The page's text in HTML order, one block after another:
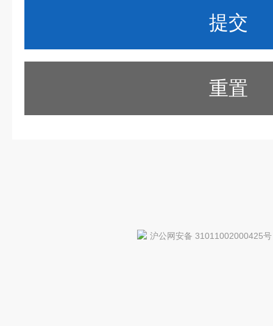
重置
沪公网安备 31011002000425号